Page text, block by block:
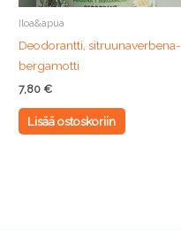
Iloa&apua
Deodorantti, sitruunaverbena-
bergamotti
7,80 €
Lisää ostoskoriin